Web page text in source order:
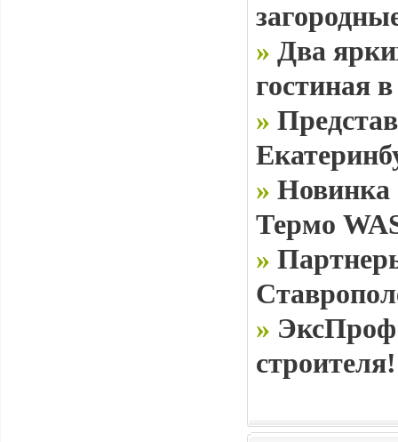
» Два
гостиная
»
» Новинка
Термо
»
» ЭксПроф
строителя!